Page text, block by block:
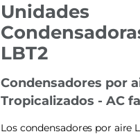
Unidades
LBT2
Condensadores por
Tropicalizados - AC
Los condensadores por aire